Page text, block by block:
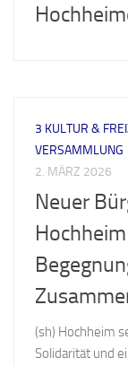
3 KULTUR &
VERSAMMLUNG
2. MÄRZ 2026
Neuer
(sh) Hochheim
Solidarität und